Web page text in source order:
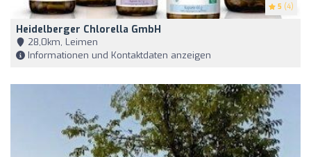
5 (4)
Heidelberger Chlorella GmbH
28,0km, Leimen
Informationen und Kontaktdaten anzeigen